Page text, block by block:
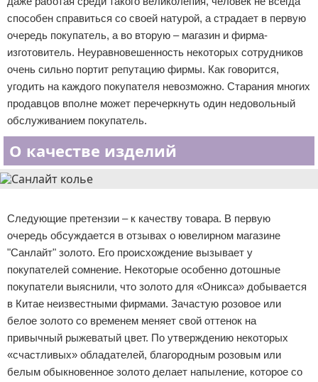
способен справиться со своей натурой, а страдает в первую
очередь покупатель, а во вторую – магазин и фирма-
изготовитель. Неуравновешенность некоторых сотрудников
очень сильно портит репутацию фирмы. Как говорится,
угодить на каждого покупателя невозможно. Старания многих
продавцов вполне может перечеркнуть один недовольный
обслуживанием покупатель.
О качестве изделий
Следующие претензии – к качеству товара. В первую
очередь обсуждается в отзывах о ювелирном магазине
"Санлайт" золото. Его происхождение вызывает у
покупателей сомнение. Некоторые особенно дотошные
покупатели выяснили, что золото для «Оникса» добывается
в Китае неизвестными фирмами. Зачастую розовое или
белое золото со временем меняет свой оттенок на
привычный рыжеватый цвет. По утверждению некоторых
«счастливых» обладателей, благородным розовым или
белым обыкновенное золото делает напыление, которое со